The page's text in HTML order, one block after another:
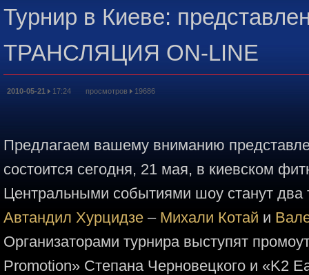
Турнир в Киеве:
ТРАНСЛЯЦИЯ ON-LINE
2010-05-21 17:24 просмотров 19686
Предлагаем вашему вниманию
состоится сегодня, 21 мая, в киевском
Центральными событиями шоу станут два
Автандил Хурцидзе – Михали Котай и
Организаторами турнира выступят
Promotion» Степана Черновецкого и «K2